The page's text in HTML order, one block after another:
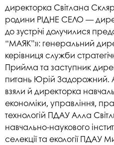
директорка Світлана
родини РІДНЕ СЕЛО —
до зустрічі долучилися
“МАЯК”»: генеральний
керівниця служби
Прийма та заступник
питань Юрій Задорожний.
взяли й директорка
економіки, управління,
технологій ПДАУ Алла
навчально-наукового
селекції та екології ПДАУ